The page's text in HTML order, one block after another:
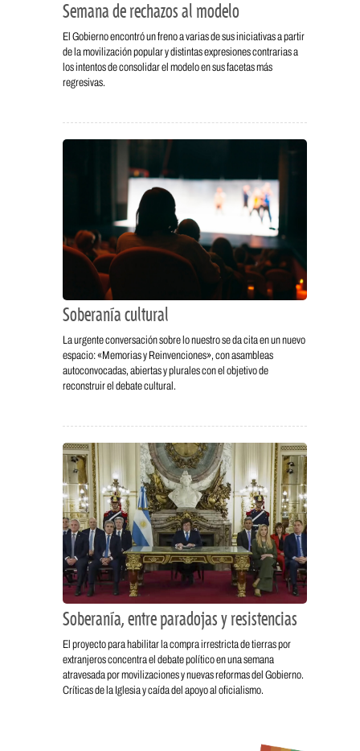
Semana de rechazos al modelo
El Gobierno encontró un freno a varias de sus iniciativas a partir
de la movilización popular y distintas expresiones contrarias a
los intentos de consolidar el modelo en sus facetas más
regresivas.
Soberanía cultural
La urgente conversación sobre lo nuestro se da cita en un nuevo
espacio: «Memorias y Reinvenciones», con asambleas
autoconvocadas, abiertas y plurales con el objetivo de
reconstruir el debate cultural.
Soberanía, entre paradojas y resistencias
El proyecto para habilitar la compra irrestricta de tierras por
extranjeros concentra el debate político en una semana
atravesada por movilizaciones y nuevas reformas del Gobierno.
Críticas de la Iglesia y caída del apoyo al oficialismo.